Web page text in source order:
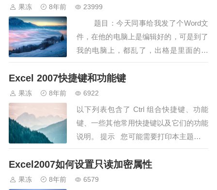
complex(real [,imag])创建一个复数str(x)
将对象 x 转换为字符串repr(x)将对象 x 转
换为表达式字符串eval(str)用来计算在字
对象tuple(s)将序列 s 转换为一个元组
list(s)将序列 s 转换为一个列表set(s)转换
为可变集…
2007-10-31注册的会员的信息根本没有显
示出来，试验了几次结果都是一样。调试
程序发现，原来是在SQL语句这里出现了
问题。 SQL语句如下：SELECT * FROM
AND regtime <= '2007-10-31'。初看上去
并不是简单的日期形式，而是日期+时间
的形式，即：yyyy-MM-dd HH:mm:ss，
这时SQL语句在判断regtime和'2007-10-
完整，所以不会认为这两个值是相等的。
这可怎么办呢？ 不用着急，ASP为我们
果冻 8年前 23999
题目：今天同事给我发了个Word文
件，在他的电脑上是编辑好的，可是到了
我的电脑上，都乱了，出格是里面的表
格，被分成了2部分，而他发给其他人的
都好好的，请问这是如何回事？如何样解
决啊？答案：1、肯定您电脑上有安装微
软OFFICE系列办公软件中的WORD软
件。2、肯定您装的WORD是跟您其他同
事利用的是同一版本，Word2007向之前
兼容补丁。3、若是您与同事装的WORD
Excel 2007快捷键和功能键
果冻 8年前 6922
以下列表包含了 Ctrl 组合快捷键、功能
键、一些其他常用快捷键以及它们的功能
说明。 提示 您可能需要打印本主题，以
便在工作时参考其中的内容。若要打印本
主题，请按 Ctrl+P。 注释 如果您经常使
用的操作没有快捷键，可以通过录制宏来
Excel2007如何设置只读加密属性
果冻 8年前 6579